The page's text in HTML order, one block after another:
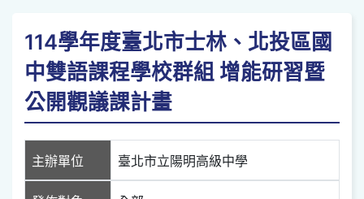
114學年度臺北市士林、北投區國
中雙語課程學校群組 增能研習暨
公開觀議課計畫
主辦單位 臺北市立陽明高級中學